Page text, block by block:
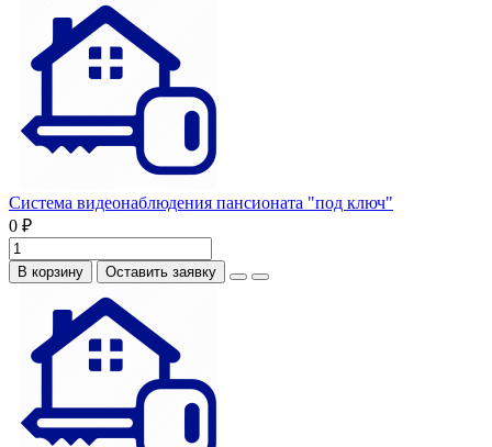
Система видеонаблюдения пансионата "под ключ"
0 ₽
В корзину Оставить заявку